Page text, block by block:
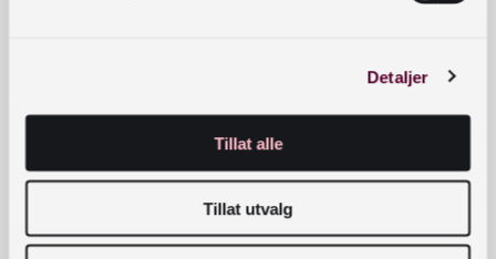
Detaljer
Tillat alle
Tillat utvalg
Telefon:23 27 60 00
Postadresse
Postboks 2674 Solli, 0203 Oslo